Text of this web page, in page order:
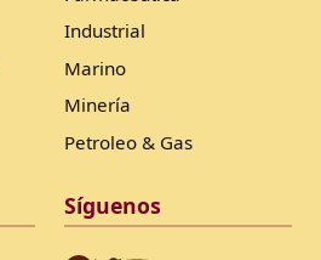
Industrial
Marino
Minería
Petroleo & Gas
Síguenos